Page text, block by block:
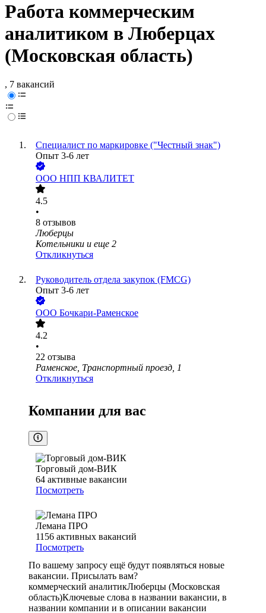
Работа коммерческим
аналитиком в Люберцах
(Московская область)
, 7 вакансий
Специалист по маркировке ("Честный знак")
Опыт 3-6 лет
ООО НПП КВАЛИТЕТ
4.5
•
8 отзывов
Люберцы
Котельники и еще 2
Откликнуться
Руководитель отдела закупок (FMCG)
Опыт 3-6 лет
ООО Бочкари-Раменское
4.2
•
22 отзыва
Раменское, Транспортный проезд, 1
Откликнуться
Компании для вас
Торговый дом-ВИК
64 активные вакансии
Посмотреть
Лемана ПРО
1156 активных вакансий
Посмотреть
По вашему запросу ещё будут появляться новые
вакансии. Присылать вам?
коммерческий аналитикЛюберцы (Московская
область)Ключевые слова в названии вакансии, в
названии компании и в описании вакансии